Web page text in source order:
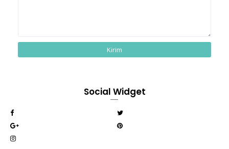
Social Widget